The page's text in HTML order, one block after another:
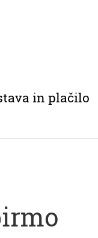
in plačilo